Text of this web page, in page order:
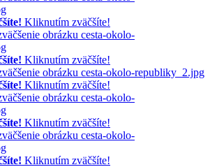
Kliknutím zväčšíte!
Kliknutím zväčšíte!
Kliknutím zväčšíte!
Kliknutím zväčšíte!
Kliknutím zväčšíte!